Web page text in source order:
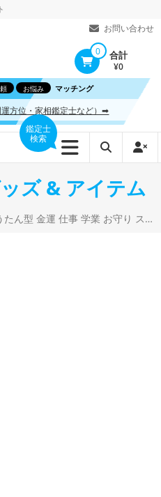
お問い合わせ
0 合計
¥0
お悩み マッチング
運方位・家相鑑定士など）➡
鑑定士
検索
ズ & アイテム
事 学業 お守り スマホ ストラップ 風水 シルバー 水琴鈴